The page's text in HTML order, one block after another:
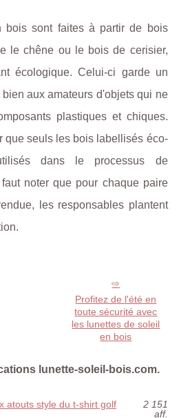
bois sont faites à partir de bois
le chêne ou le bois de cerisier,
écologique. Celui-ci garde un
aux amateurs d'objets qui ne
plastiques et chiques.
que seuls les bois labellisés éco-
dans le processus de
noter que pour chaque paire
les responsables plantent
Profitez de l'été en
toute sécurité avec
les lunettes de soleil
en bois
lunette-soleil-bois.com.
atouts style du t-shirt golf
2 151
aff.